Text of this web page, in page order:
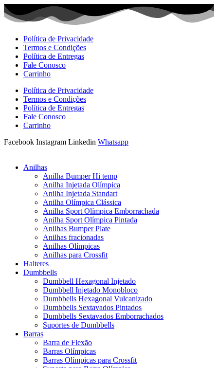
Ir
para
Política de Privacidade
Termos e Condições
Política de Entregas
Fale Conosco
Carrinho
Política de Privacidade
Termos e Condições
Política de Entregas
Fale Conosco
Carrinho
Facebook Instagram Linkedin Whatsapp
Anilhas
Anilha Bumper Hi temp
Anilha Injetada Olímpica
Anilha Injetada Standart
Anilha Olímpica Clássica
Anilha Sport Olímpica Emborrachada
Anilha Sport Olímpica Pintada
Anilhas Bumper Plate
Anilhas fracionadas
Anilhas Olímpicas
Anilhas para Crossfit
Halteres
Dumbbells
Dumbbell Hexagonal Injetado
Dumbbell Injetado Monobloco
Dumbbells Hexagonal Vulcanizado
Dumbbells Sextavados Pintados
Dumbbells Sextavados Emborrachados
Suportes de Dumbbells
Barras
Barra de Flexão
Barras Olímpicas
Barras Olímpicas para Crossfit